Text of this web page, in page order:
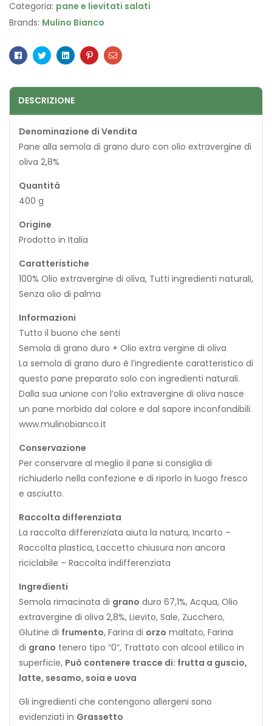
Categoria: pane e lievitati salati
Brands: Mulino Bianco
Facebook
TwitterLinkedinPinterestEmail
DESCRIZIONE
Denominazione di Vendita
Pane alla semola di grano duro con olio extravergine di
oliva 2,8%
Quantità
400 g
Origine
Prodotto in Italia
Caratteristiche
100% Olio extravergine di oliva, Tutti ingredienti naturali,
Senza olio di palma
Informazioni
Tutto il buono che senti
Semola di grano duro + Olio extra vergine di oliva
La semola di grano duro è l’ingrediente caratteristico di
questo pane preparato solo con ingredienti naturali.
Dalla sua unione con l’olio extravergine di oliva nasce
un pane morbido dal colore e dal sapore inconfondibili.
www.mulinobianco.it
Conservazione
Per conservare al meglio il pane si consiglia di
richiuderlo nella confezione e di riporlo in luogo fresco
e asciutto.
Raccolta differenziata
La raccolta differenziata aiuta la natura, Incarto –
Raccolta plastica, Laccetto chiusura non ancora
riciclabile – Raccolta indifferenziata
Ingredienti
Semola rimacinata di grano duro 67,1%, Acqua, Olio
extravergine di oliva 2,8%, Lievito, Sale, Zucchero,
Glutine di frumento, Farina di orzo maltato, Farina
di grano tenero tipo “0”, Trattato con alcool etilico in
superficie, Può contenere tracce di: frutta a guscio,
latte, sesamo, soia e uova
Gli ingredienti che contengono allergeni sono
evidenziati in Grassetto